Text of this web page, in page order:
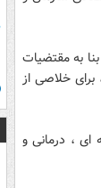
به مقتضیات
خلاصی از
ای ، درمانی و